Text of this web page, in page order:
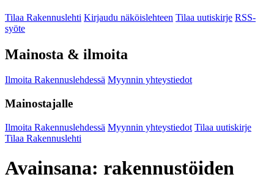
Tilaa Rakennuslehti Kirjaudu näköislehteen Tilaa uutiskirje RSS-
syöte
Mainosta & ilmoita
Ilmoita Rakennuslehdessä Myynnin yhteystiedot
Mainostajalle
Ilmoita Rakennuslehdessä Myynnin yhteystiedot Tilaa uutiskirje
Tilaa Rakennuslehti
Avainsana: rakennustöiden